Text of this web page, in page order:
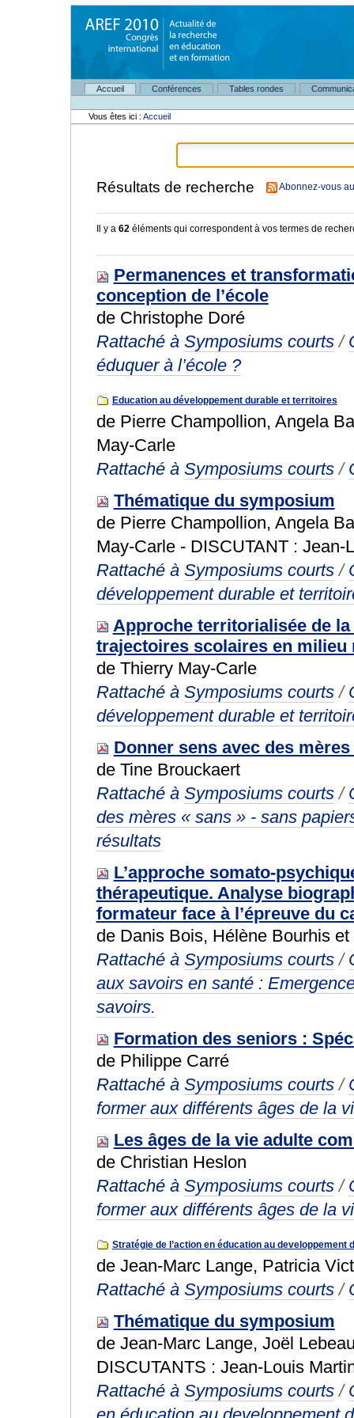
Accueil
Conférences Tables rondes
Outils
personnels
Vous êtes ici : Accueil
Résultats de recherche Abonnez-vous
Il y a 62éléments qui correspondent à vos termes de
Permanences et
conception de l’école
de Christophe Doré
Rattaché à Symposiums courts /
éduquer à l’école ?
Education au développement durable et territoires
de Pierre Champollion, Angela
May-Carle
Rattaché à Symposiums courts /
Thématique du symposium
de Pierre Champollion, Angela
May-Carle - DISCUTANT : Jean-
Rattaché à Symposiums courts /
développement durable et
Approche territorialisée de
trajectoires scolaires en
de Thierry May-Carle
Rattaché à Symposiums courts /
développement durable et
Donner sens avec des
de Tine Brouckaert
Rattaché à Symposiums courts /
des mères « sans » - sans
résultats
L’approche somato-
thérapeutique. Analyse
formateur face à l’épreuve du
de Danis Bois, Hélène Bourhis
Rattaché à Symposiums courts /
aux savoirs en santé :
savoirs.
Formation des seniors :
de Philippe Carré
Rattaché à Symposiums courts /
former aux différents âges de la
Les âges de la vie adulte
de Christian Heslon
Rattaché à Symposiums courts /
former aux différents âges de la
Stratégie de l’action en éducation au
de Jean-Marc Lange, Patricia
Rattaché à Symposiums courts /
Thématique du symposium
de Jean-Marc Lange, Joël
DISCUTANTS : Jean-Louis
Rattaché à Symposiums courts /